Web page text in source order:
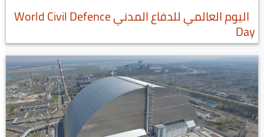
اليوم العالمي للدفاع المدني World Civil Defence
Day